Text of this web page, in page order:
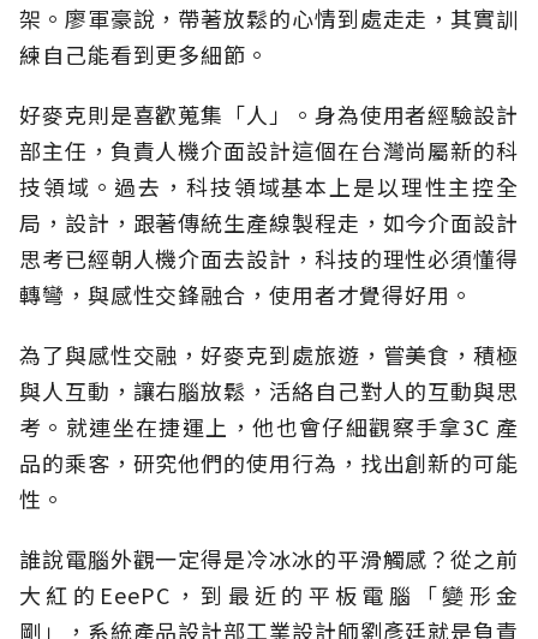
架。廖軍豪說，帶著放鬆的心情到處走走，其實訓
練自己能看到更多細節。
好麥克則是喜歡蒐集「人」。身為使用者經驗設計
部主任，負責人機介面設計這個在台灣尚屬新的科
技領域。過去，科技領域基本上是以理性主控全
局，設計，跟著傳統生產線製程走，如今介面設計
思考已經朝人機介面去設計，科技的理性必須懂得
轉彎，與感性交鋒融合，使用者才覺得好用。
為了與感性交融，好麥克到處旅遊，嘗美食，積極
與人互動，讓右腦放鬆，活絡自己對人的互動與思
考。就連坐在捷運上，他也會仔細觀察手拿3C 產
品的乘客，研究他們的使用行為，找出創新的可能
性。
誰說電腦外觀一定得是冷冰冰的平滑觸感？從之前
大紅的EeePC，到最近的平板電腦「變形金
剛」，系統產品設計部工業設計師劉彥廷就是負責